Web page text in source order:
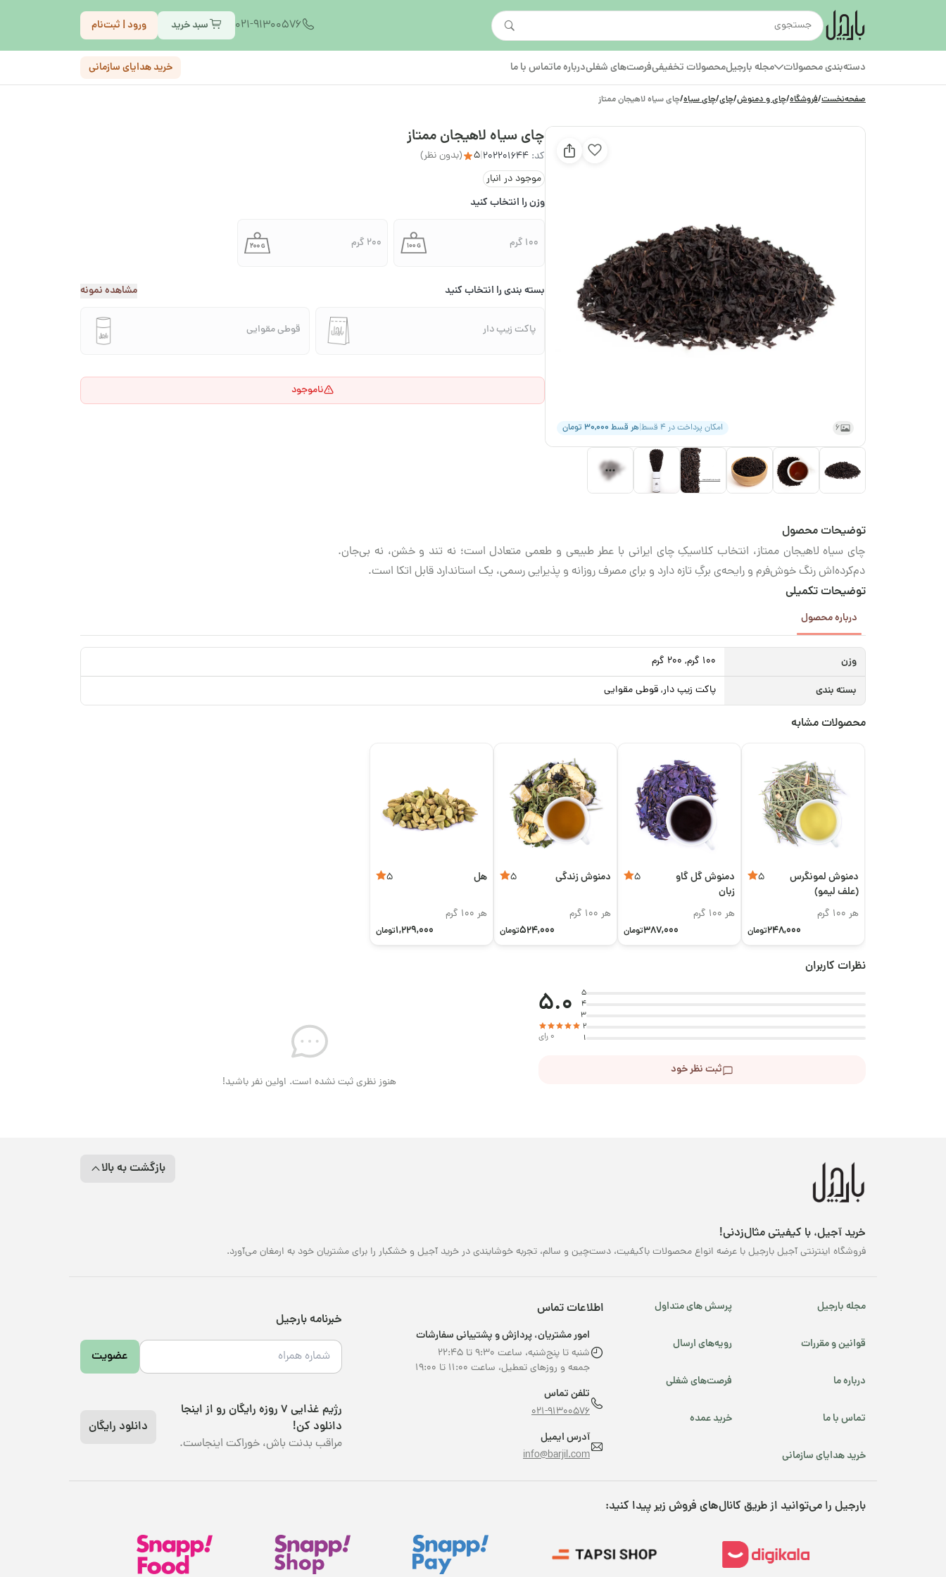
021-91300576 سبد خرید ورود | ثبت‌نام
دسته‌بندی محصولات مجله بارجیلمحصولات تخفیفیفرصت‌های شغلیدرباره ماتماس با ما خرید هدایای سازمانی
صفحه‌نخست/فروشگاه/چای و دمنوش/چای/چای سیاه/چای سیاه لاهیجان ممتاز
6 امکان پرداخت در ۴ قسط |هر قسط ۳۰,۰۰۰ تومان
چای سیاه لاهیجان ممتاز
کد: 202201644
|
5
(بدون نظر)
موجود در انبار
وزن را انتخاب کنید
100 گرم 200 گرم
بسته بندی را انتخاب کنید مشاهده نمونه
پاکت زیپ دار قوطی مقوایی
ناموجود
توضیحات محصول
چای سیاه لاهیجان ممتاز، انتخاب کلاسیکِ چای ایرانی با عطر طبیعی و طعمی متعادل است؛ نه تند و خشن، نه بی‌جان.
دم‌کرده‌اش رنگ خوش‌فرم و رایحه‌ی برگِ تازه دارد و برای مصرف روزانه و پذیرایی رسمی، یک استاندارد قابل اتکا است.
توضیحات تکمیلی
درباره محصول
وزن 100 گرم, 200 گرم
بسته بندی پاکت زیپ دار, قوطی مقوایی
محصولات مشابه
دمنوش لمونگرس
(علف لیمو)
5
هر 100 گرم
248,000تومان
دمنوش گل گاو
زبان
5
هر 100 گرم
387,000تومان
دمنوش زندگی 5
هر 100 گرم
524,000تومان
هل 5
هر 100 گرم
1,229,000تومان
نظرات کاربران
5
4
3
2
1
5.0
0 رای
ثبت نظر خود
هنوز نظری ثبت نشده است. اولین نفر باشید!
بازگشت به بالا
خرید آجیل، با کیفیتی مثال‌زدنی!
فروشگاه اینترنتی آجیل بارجیل با عرضه انواع محصولات باکیفیت، دست‌چین و سالم، تجربه خوشایندی در خرید آجیل و خشکبار را برای مشتریان خود به ارمغان می‌آورد.
مجله بارجیل پرسش های متداول
قوانین و مقررات رویه‌های ارسال
درباره ما فرصت‌های شغلی
تماس با ما خرید عمده
خرید هدایای سازمانی
اطلاعات تماس
امور مشتریان، پردازش و پشتیبانی سفارشات
شنبه تا پنج‌شنبه، ساعت ۹:۳۰ تا ۲۲:۴۵
جمعه و روزهای تعطیل، ساعت ۱۱:۰۰ تا ۱۹:۰۰
تلفن تماس
021-91300576
آدرس ایمیل
info@barjil.com
خبرنامه بارجیل
عضویت
رژیم غذایی 7 روزه رایگان رو از اینجا
دانلود کن!
مراقب بدنت باش، خوراکت اینجاست.
دانلود رایگان
بارجیل را می‌توانید از طریق کانال‌های فروش زیر پیدا کنید: